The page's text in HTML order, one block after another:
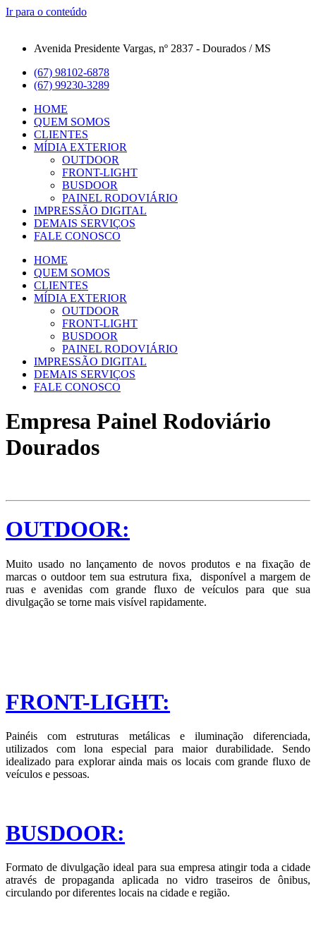
Ir para o conteúdo
Avenida Presidente Vargas, nº 2837 - Dourados / MS
(67) 98102-6878
(67) 99230-3289
HOME
QUEM SOMOS
CLIENTES
MÍDIA EXTERIOR
OUTDOOR
FRONT-LIGHT
BUSDOOR
PAINEL RODOVIÁRIO
IMPRESSÃO DIGITAL
DEMAIS SERVIÇOS
FALE CONOSCO
HOME
QUEM SOMOS
CLIENTES
MÍDIA EXTERIOR
OUTDOOR
FRONT-LIGHT
BUSDOOR
PAINEL RODOVIÁRIO
IMPRESSÃO DIGITAL
DEMAIS SERVIÇOS
FALE CONOSCO
Empresa Painel Rodoviário
Dourados
OUTDOOR:
Muito usado no lançamento de novos produtos e na fixação de
marcas o outdoor tem sua estrutura fixa, disponível a margem de
ruas e avenidas com grande fluxo de veículos para que sua
divulgação se torne mais visível rapidamente.
FRONT-LIGHT:
Painéis com estruturas metálicas e iluminação diferenciada,
utilizados com lona especial para maior durabilidade. Sendo
idealizado para explorar ainda mais os locais com grande fluxo de
veículos e pessoas.
BUSDOOR:
Formato de divulgação ideal para sua empresa atingir toda a cidade
através de propaganda aplicada no vidro traseiros de ônibus,
circulando por diferentes locais na cidade e região.